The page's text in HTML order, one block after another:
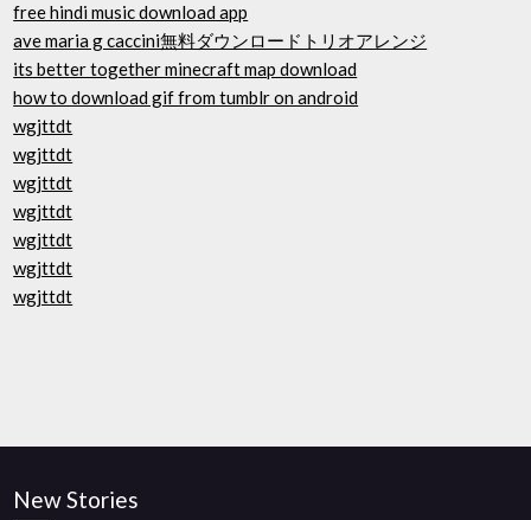
free hindi music download app
ave maria g caccini無料ダウンロードトリオアレンジ
its better together minecraft map download
how to download gif from tumblr on android
wgjttdt
wgjttdt
wgjttdt
wgjttdt
wgjttdt
wgjttdt
wgjttdt
New Stories